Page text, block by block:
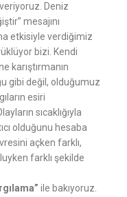
Deniz
mesajını
etkisiyle verdiğimiz
bizi. Kendi
karıştırmanın
gibi değil, olduğumuz
esiri
sıcaklığıyla
olduğunu hesaba
açken farklı,
farklı şekilde
ile bakıyoruz.